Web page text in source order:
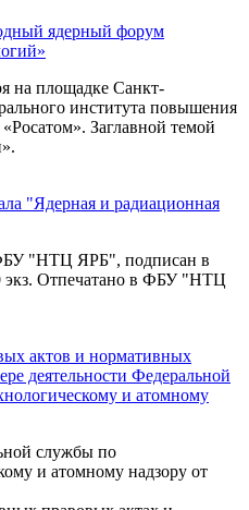
ядерный форум
на площадке Санкт-
института повышения
Заглавной темой
"Ядерная и радиационная
"НТЦ ЯРБ", подписан в
экз. Отпечатано в ФБУ "НТЦ
актов и нормативных
деятельности Федеральной
и атомному
службы по
и атомному надзору от